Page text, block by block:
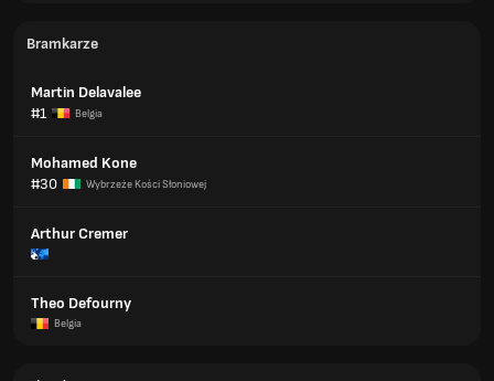
Bramkarze
Martin Delavalee
#1
Belgia
Mohamed Kone
#30
Wybrzeże Kości Słoniowej
Arthur Cremer
Theo Defourny
Belgia